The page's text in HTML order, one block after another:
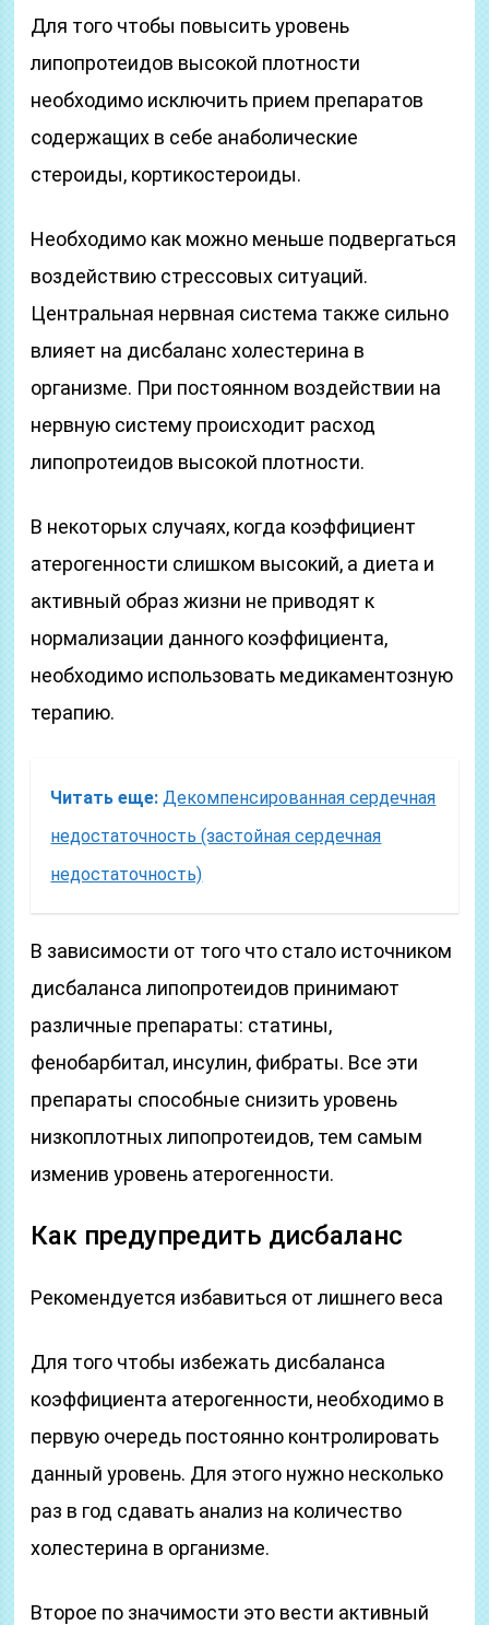
Для того чтобы повысить уровень
липопротеидов высокой плотности
необходимо исключить прием препаратов
содержащих в себе анаболические
стероиды, кортикостероиды.
Необходимо как можно меньше подвергаться
воздействию стрессовых ситуаций.
Центральная нервная система также сильно
влияет на дисбаланс холестерина в
организме. При постоянном воздействии на
нервную систему происходит расход
липопротеидов высокой плотности.
В некоторых случаях, когда коэффициент
атерогенности слишком высокий, а диета и
активный образ жизни не приводят к
нормализации данного коэффициента,
необходимо использовать медикаментозную
терапию.
Читать еще: Декомпенсированная сердечная
недостаточность (застойная сердечная
недостаточность)
В зависимости от того что стало источником
дисбаланса липопротеидов принимают
различные препараты: статины,
фенобарбитал, инсулин, фибраты. Все эти
препараты способные снизить уровень
низкоплотных липопротеидов, тем самым
изменив уровень атерогенности.
Как предупредить дисбаланс
Рекомендуется избавиться от лишнего веса
Для того чтобы избежать дисбаланса
коэффициента атерогенности, необходимо в
первую очередь постоянно контролировать
данный уровень. Для этого нужно несколько
раз в год сдавать анализ на количество
холестерина в организме.
Второе по значимости это вести активный